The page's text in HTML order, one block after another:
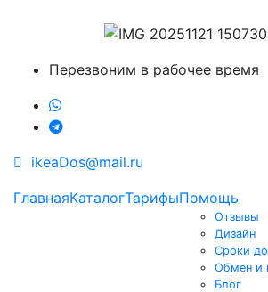
Перезвоним в рабочее время
ikeaDos@mail.ru
ГлавнаяКаталогТарифыПомощь
Отзывы
Дизайн
Сроки
Обмен и
Блог